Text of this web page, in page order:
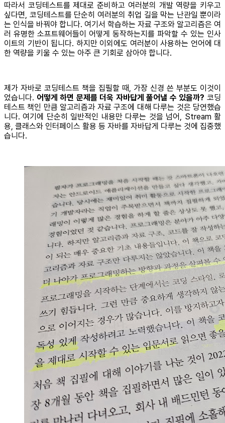
따라서 코딩테스트를 제대로 준비하고 여러분의 개발 역량을 키우고
싶다면, 코딩테스트를 단순히 여러분의 취업 길을 막는 난관일 뿐이라
는 인식을 바꿔야 합니다. 여기서 학습하는 자료 구조와 알고리즘은 여
러 유명한 소프트웨어들이 어떻게 동작하는지를 파악할 수 있는 인사
이트의 기반이 됩니다. 하지만 이외에도 여러분이 사용하는 언어에 대
한 역량을 키울 수 있는 아주 큰 기회로 삼아야 합니다.
제가 자바로 코딩테스트 책을 집필할 때, 가장 신경 쓴 부분도 이것이
었습니다. 어떻게 하면 문제를 더욱 자바답게 풀어낼 수 있을까? 코딩
테스트 책인 만큼 알고리즘과 자료 구조에 대해 다루는 것은 당연했습
니다. 여기에 단순히 일반적인 내용만 다루는 것을 넘어, Stream 활
용, 클래스와 인터페이스 활용 등 자바를 자바답게 다루는 것에 집중했
습니다.